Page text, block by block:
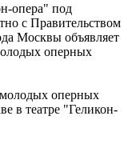
опера" под
с Правительством
Москвы объявляет
оперных
оперных
в театре "Геликон-